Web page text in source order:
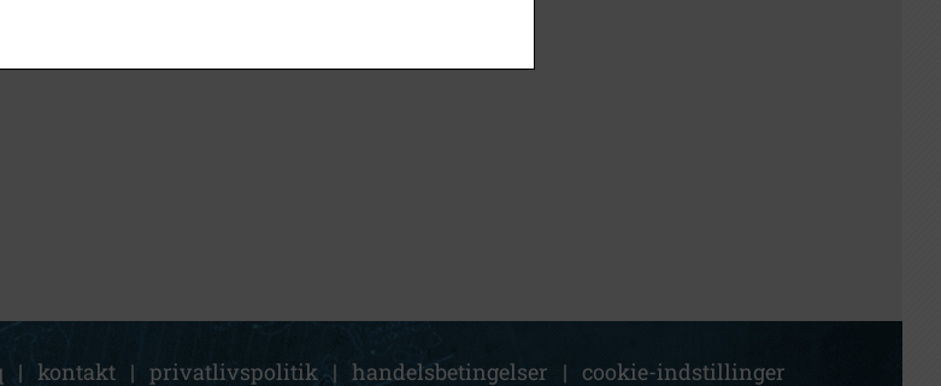
| kontakt | privatlivspolitik | handelsbetingelser | cookie-indstillinger